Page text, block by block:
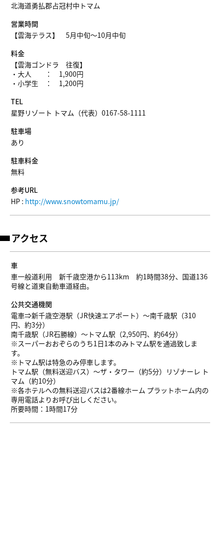
北海道勇払郡占冠村中トマム
営業時間
【雲海テラス】 5月中旬～10月中旬
料金
【雲海ゴンドラ 往復】
・大人 ： 1,900円
・小学生 ： 1,200円
TEL
星野リゾート トマム（代表）0167-58-1111
駐車場
あり
駐車料金
無料
参考URL
HP : http://www.snowtomamu.jp/
アクセス
車
車一般道利用 新千歳空港から113km 約1時間38分、国道136
号線と道東自動車道経由。
公共交通機関
電車⇒新千歳空港駅（JR快速エアポート）～南千歳駅（310
円、約3分）
南千歳駅（JR石勝線）～トマム駅（2,950円、約64分）
※スーパーおおぞらのうち1日1本のみトマム駅を通過致しま
す。
※トマム駅は特急のみ停車します。
トマム駅（無料送迎バス）～ザ・タワー（約5分）リゾナーレ ト
マム（約10分）
※各ホテルへの無料送迎バスは2番線ホーム プラットホーム内の
専用電話よりお呼び出しください。
所要時間：1時間17分